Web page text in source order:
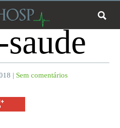
| Sem comentários